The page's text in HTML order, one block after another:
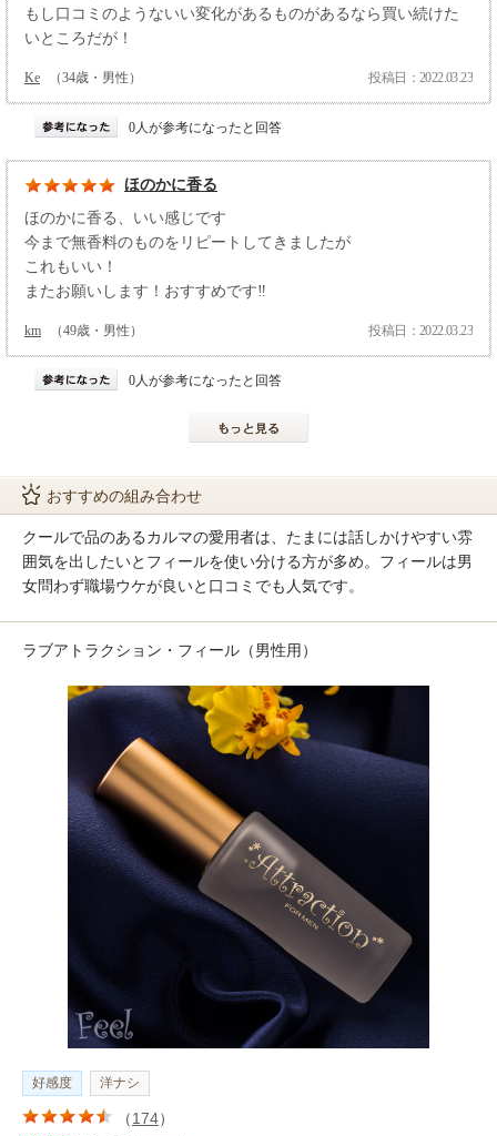
もし口コミのようないい変化があるものがあるなら買い続けた
いところだが！
Ke （34歳・男性） 投稿日：2022.03.23
0人が参考になったと回答
ほのかに香る
ほのかに香る、いい感じです
今まで無香料のものをリピートしてきましたが
これもいい！
またお願いします！おすすめです‼︎
km （49歳・男性） 投稿日：2022.03.23
0人が参考になったと回答
おすすめの組み合わせ
クールで品のあるカルマの愛用者は、たまには話しかけやすい雰
囲気を出したいとフィールを使い分ける方が多め。フィールは男
女問わず職場ウケが良いと口コミでも人気です。
ラブアトラクション・フィール（男性用）
好感度 洋ナシ
（174）